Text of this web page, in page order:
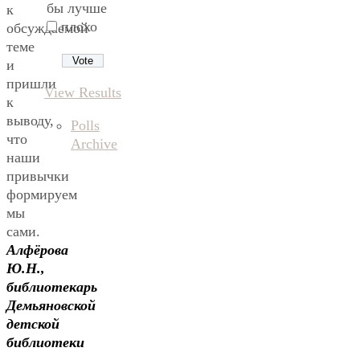
к
обсуждаемой
теме
и
пришли
к
выводу,
что
наши
привычки
формируем
мы
сами.
Алфёрова
Ю.Н.,
библиотекарь
Демьяновской
детской
библиотеки
бы лучше
плохо
View Results
Polls
Archive